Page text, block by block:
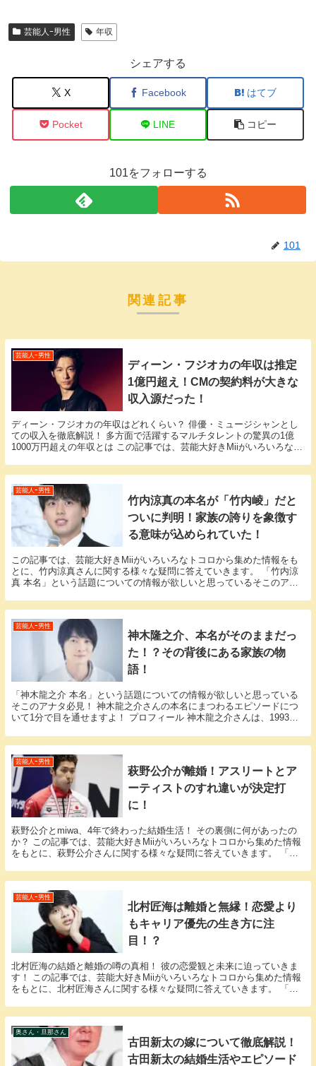
芸能人ｰ男性 年収
シェアする
X Facebook はてブ
Pocket LINE コピー
101をフォローする
101
関連記事
芸能人ｰ男性
ディーン・フジオカの年収は推定
1億円超え！CMの契約料が大きな
収入源だった！
ディーン・フジオカの年収はどれくらい？ 俳優・ミュージシャンとし
ての収入を徹底解説！ 多方面で活躍するマルチタレントの驚異の1億
1000万円超えの年収とは この記事では、芸能大好きMiiがいろいろなト
芸能人ｰ男性
竹内涼真の本名が「竹内崚」だと
ついに判明！家族の誇りを象徴す
る意味が込められていた！
この記事では、芸能大好きMiiがいろいろなトコロから集めた情報をも
とに、竹内涼真さんに関する様々な疑問に答えていきます。 「竹内涼
真 本名」という話題についての情報が欲しいと思っているそこのアナ
芸能人ｰ男性
神木隆之介、本名がそのままだっ
た！？その背後にある家族の物
語！
「神木龍之介 本名」という話題についての情報が欲しいと思っている
そこのアナタ必見！ 神木龍之介さんの本名にまつわるエピソードにつ
いて1分で目を通せますよ！ プロフィール 神木龍之介さんは、1993年5
芸能人ｰ男性
萩野公介が離婚！アスリートとア
ーティストのすれ違いが決定打
に！
萩野公介とmiwa、4年で終わった結婚生活！ その裏側に何があったの
か？ この記事では、芸能大好きMiiがいろいろなトコロから集めた情報
をもとに、萩野公介さんに関する様々な疑問に答えていきます。 「萩
芸能人ｰ男性
北村匠海は離婚と無縁！恋愛より
もキャリア優先の生き方に注
目！？
北村匠海の結婚と離婚の噂の真相！ 彼の恋愛観と未来に迫っていきま
す！ この記事では、芸能大好きMiiがいろいろなトコロから集めた情報
をもとに、北村匠海さんに関する様々な疑問に答えていきます。 「北
奥さん・旦那さん
古田新太の嫁について徹底解説！
古田新太の結婚生活やエピソード